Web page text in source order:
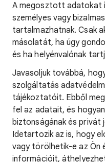
A megosztott adatokat
személyes vagy
tartalmazhatnak. Csak
másolatát, ha úgy
és ha helyénvalónak
Javasoljuk továbbá,
szolgáltatás
tájékoztatóit. Ebből
fel az adatait, és
biztonságának és privát
Idetartozik az is, hogy
vagy törölhetik-e az Ön
információit,